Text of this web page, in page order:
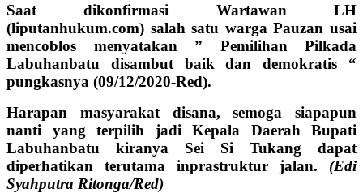
Saat dikonfirmasi Wartawan LH
(liputanhukum.com) salah satu warga Pauzan usai
mencoblos menyatakan ” Pemilihan Pilkada
Labuhanbatu disambut baik dan demokratis “
pungkasnya (09/12/2020-Red).
Harapan masyarakat disana, semoga siapapun
nanti yang terpilih jadi Kepala Daerah Bupati
Labuhanbatu kiranya Sei Si Tukang dapat
diperhatikan terutama inprastruktur jalan. (Edi
Syahputra Ritonga/Red)